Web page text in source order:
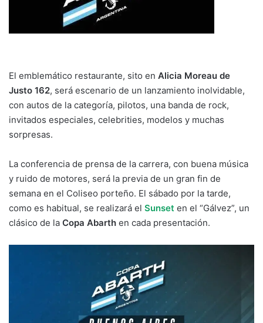
El emblemático restaurante, sito en Alicia Moreau de
Justo 162, será escenario de un lanzamiento inolvidable,
con autos de la categoría, pilotos, una banda de rock,
invitados especiales, celebrities, modelos y muchas
sorpresas.
La conferencia de prensa de la carrera, con buena música
y ruido de motores, será la previa de un gran fin de
semana en el Coliseo porteño. El sábado por la tarde,
como es habitual, se realizará el Sunset en el “Gálvez”, un
clásico de la Copa Abarth en cada presentación.